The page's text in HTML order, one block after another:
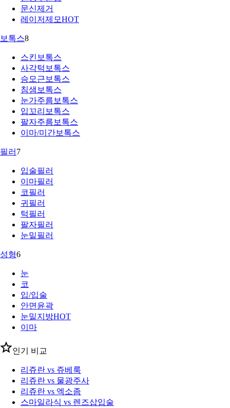
문신제거
레이저제모HOT
보톡스8
스킨보톡스
사각턱보톡스
승모근보톡스
침샘보톡스
눈가주름보톡스
입꼬리보톡스
팔자주름보톡스
이마/미간보톡스
필러 7
입술필러
이마필러
코필러
귀필러
턱필러
팔자필러
눈밑필러
성형6
눈
코
입/입술
안면윤곽
눈밑지방HOT
이마
인기 비교
리쥬란 vs 쥬베룩
리쥬란 vs 물광주사
리쥬란 vs 엑소좀
스마일라식 vs 렌즈삽입술